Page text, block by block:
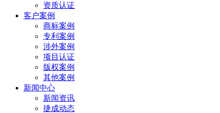
资质认证
客户案例
商标案例
专利案例
涉外案例
项目认证
版权案例
其他案例
新闻中心
新闻资讯
捷成动态